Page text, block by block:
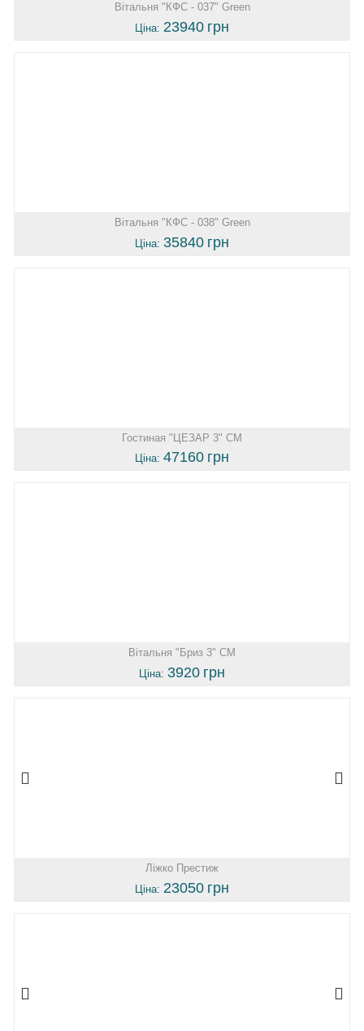
Вітальня "КФС - 037" Green
Ціна: 23940 грн
Вітальня "КФС - 038" Green
Ціна: 35840 грн
Гостиная "ЦЕЗАР 3" СМ
Ціна: 47160 грн
Вітальня "Бриз 3" СМ
Ціна: 3920 грн
Ліжко Престиж
Ціна: 23050 грн